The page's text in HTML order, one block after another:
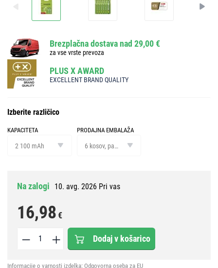
Brezplačna dostava nad 29,00 €
za vse vrste prevoza
PLUS X AWARD
EXCELLENT BRAND QUALITY
Izberite različico
KAPACITETA
2 100 mAh
PRODAJNA EMBALAŽA
embalaža
6 kosov, papirnata škatlica
Na zalogi 10. avg. 2026 Pri vas
16,98€
Dodaj v košarico
Informacije o varnosti izdelka: Odgovorna oseba za EU